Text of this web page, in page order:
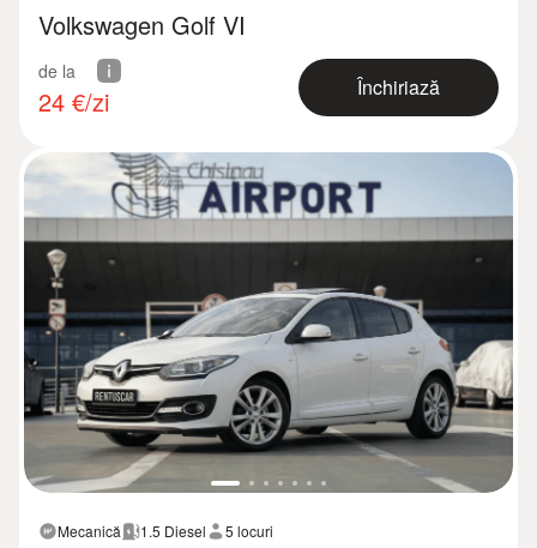
Volkswagen Golf VI
de la
24 €/zi Închiriază
Mecanică 1.5 Diesel 5 locuri